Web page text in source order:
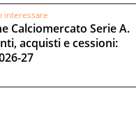
interessare
Calciomercato Serie A.
acquisti e cessioni:
27